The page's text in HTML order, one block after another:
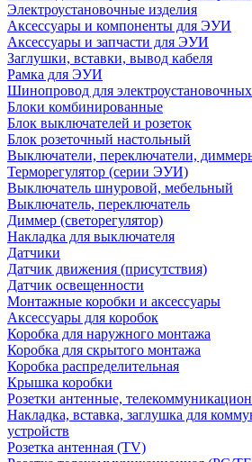
Электроустановочные изделия
Аксессуары и компоненты для ЭУИ
Аксессуары и запчасти для ЭУИ
Заглушки, вставки, вывод кабеля
Рамка для ЭУИ
Шинопровод для
Блоки комбинированные
Блок выключателей и розеток
Блок розеточный настольный
Выключатели, переключатели,
Терморегулятор (серии ЭУИ)
Выключатель шнуровой, мебельный
Выключатель, переключатель
Диммер (светорегулятор)
Накладка для выключателя
Датчики
Датчик движения (присутствия)
Датчик освещенности
Монтажные коробки и аксессуары
Аксессуары для коробок
Коробка для наружного монтажа
Коробка для скрытого монтажа
Коробка распределительная
Крышка коробки
Розетки антенные,
Накладка, вставка, заглушка для
устройств
Розетка антенная (TV)